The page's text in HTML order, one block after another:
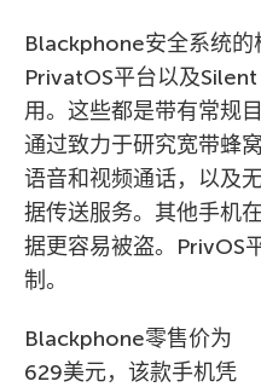
Blackphone安全系统的
PrivatOS平台以及
用。这些都是带有常规
通过致力于研究宽带蜂
语音和视频通话，以及
据传送服务。其他手机
据更容易被盗。PrivOS
制。
Blackphone零售价为
629美元，该款手机凭